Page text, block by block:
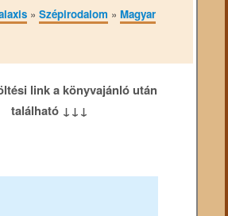
» Szépirodalom » Magyar
link a könyvajánló után
található ↓↓↓